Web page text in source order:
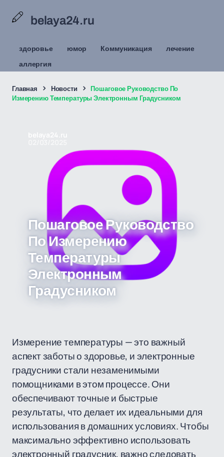
belaya24.ru
здоровье юмор Коммуникация
лечение
аллергия
Главная Новости
Пошаговое Руководство По
Измерению Температуры Электронным Градусником
Пошаговое Руководство
По Измерению
Температуры
Электронным
Градусником
Измерение температуры — это важный
аспект заботы о здоровье, и электронные
градусники стали незаменимыми
помощниками в этом процессе. Они
обеспечивают точные и быстрые
результаты, что делает их идеальными для
использования в домашних условиях. Чтобы
максимально эффективно использовать
электронный градусник, важно следовать